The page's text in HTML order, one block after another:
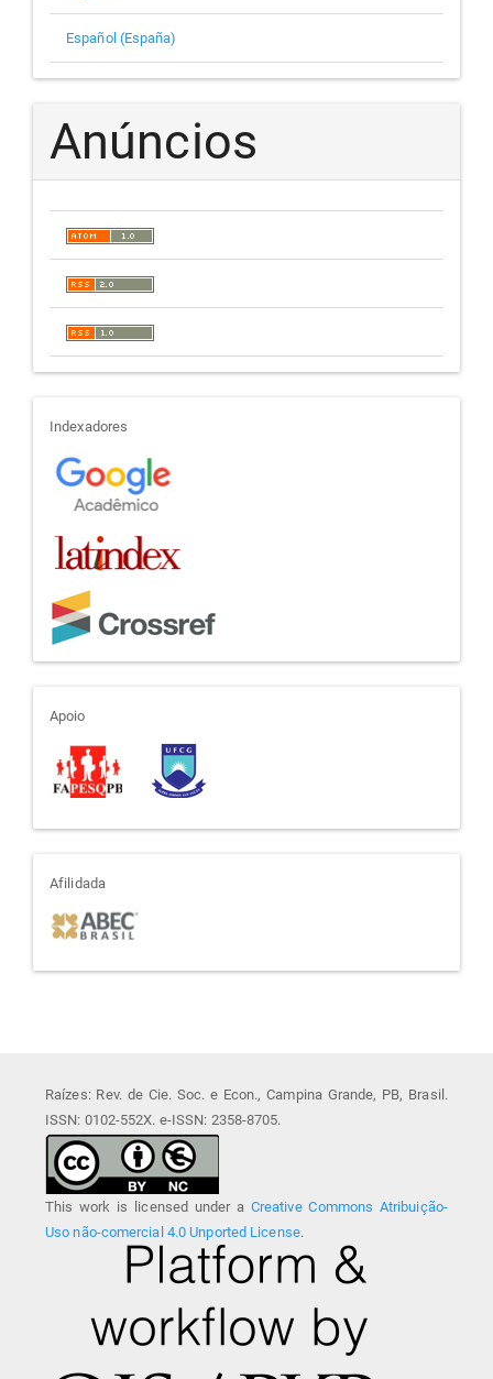
Español (España)
Anúncios
indexadores
Indexadores
apoio
Apoio
afiliada
Afilidada
Raízes: Rev. de Cie. Soc. e Econ., Campina Grande, PB, Brasil.
ISSN: 0102-552X. e-ISSN: 2358-8705.
This work is licensed under a Creative Commons Atribuição-
Uso não-comercial 4.0 Unported License.